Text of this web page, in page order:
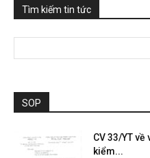
Tìm kiếm tin tức
SOP
CV 33/YT
kiểm...